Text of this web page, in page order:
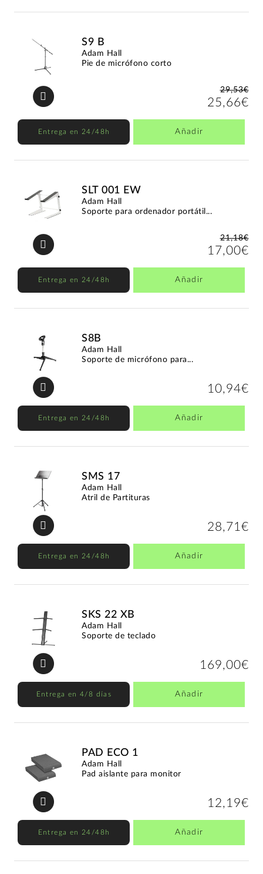
S9 B
Adam Hall
Pie de micrófono corto
29,53€
25,66€
Entrega en 24/48h Añadir
SLT 001 EW
Adam Hall
Soporte para ordenador portátil...
21,18€
17,00€
Entrega en 24/48h Añadir
S8B
Adam Hall
Soporte de micrófono para...
10,94€
Entrega en 24/48h Añadir
SMS 17
Adam Hall
Atril de Partituras
28,71€
Entrega en 24/48h Añadir
SKS 22 XB
Adam Hall
Soporte de teclado
169,00€
Entrega en 4/8 días Añadir
PAD ECO 1
Adam Hall
Pad aislante para monitor
12,19€
Entrega en 24/48h Añadir